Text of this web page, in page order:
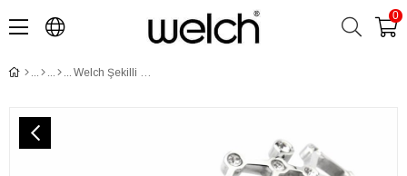
0
Welch Şekilli Kadın Taşlı Çelik Bileklik